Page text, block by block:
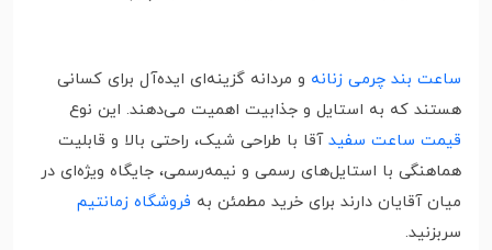
ساعت‌ بند چرمی زنانه و مردانه گزینه‌ای ایده‌آل برای کسانی
هستند که به استایل و جذابیت اهمیت می‌دهند. این نوع
قیمت ساعت‌ سفیدآقا با طراحی شیک، راحتی بالا و قابلیت
هماهنگی با استایل‌های رسمی و نیمه‌رسمی، جایگاه ویژه‌ای در
میان آقایان دارند برای خرید مطمئن به فروشگاه زمانتیم
سربزنید.